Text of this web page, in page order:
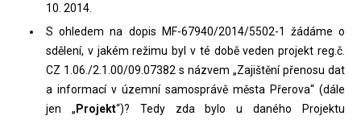
10. 2014.
S ohledem na dopis MF-67940/2014/5502-1 žádáme o
sdělení, v jakém režimu byl v té době veden projekt reg.č.
CZ 1.06./2.1.00/09.07382 s názvem „Zajištění přenosu dat
a informací v územní samosprávě města Přerova“ (dále
jen „Projekt“)? Tedy zda bylo u daného Projektu